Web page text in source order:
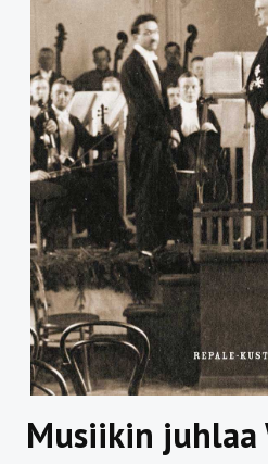
Musiikin juhlaa